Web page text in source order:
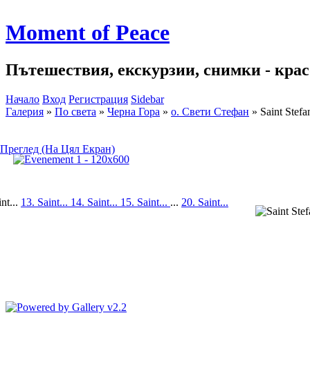
Moment of Peace
Пътешествия, екскурзии, снимки -
Начало Вход Регистрация Sidebar
Галерия » По света » Черна Гора » о. Свети Стефан » Saint
Преглед (На Цял Екран)
13. Saint... 14. Saint... 15. Saint... ... 20. Saint...